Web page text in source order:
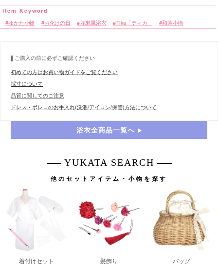
ゆかた小物 お化けの日 花魁風浴衣 Tika「ティカ」 和装小物
ご購入の前に必ずご確認ください
初めての方はお買い物ガイドをご覧ください
採寸について
品質に関してのご注意
ドレス・ボレロのお手入れ(洗濯/アイロン/保管)方法について
浴衣全商品一覧へ
YUKATA SEARCH
他のセットアイテム・小物を探す
着付けセット 髪飾り バッグ